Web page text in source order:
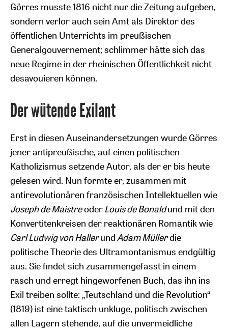
Görres musste 1816 nicht nur die Zeitung aufgeben,
sondern verlor auch sein Amt als Direktor des
öffentlichen Unterrichts im preußischen
Generalgouvernement; schlimmer hätte sich das
neue Regime in der rheinischen Öffentlichkeit nicht
desavouieren können.
Der wütende Exilant
Erst in diesen Auseinandersetzungen wurde Görres
jener antipreußische, auf einen politischen
Katholizismus setzende Autor, als der er bis heute
gelesen wird. Nun formte er, zusammen mit
antirevolutionären französischen Intellektuellen wie
Joseph de MaistreoderLouis de Bonaldund mit den
Konvertitenkreisen der reaktionären Romantik wie
Carl Ludwig von HallerundAdam Müllerdie
politische Theorie des Ultramontanismus endgültig
aus. Sie findet sich zusammengefasst in einem
rasch und erregt hingeworfenen Buch, das ihn ins
Exil treiben sollte: „Teutschland und die Revolution“
(1819) ist eine taktisch unkluge, politisch zwischen
allen Lagern stehende, auf die unvermeidliche